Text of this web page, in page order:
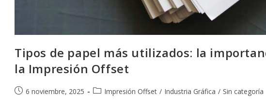
Tipos de papel más utilizados: la
la Impresión Offset
Publicación
6 noviembre, 2025
Categoría
Impresión Offset / Industria Gráfica / Sin categoría